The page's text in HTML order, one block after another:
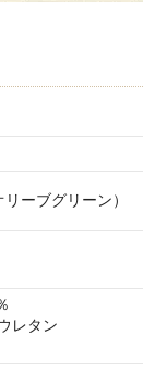
ーブグリーン）
レタン